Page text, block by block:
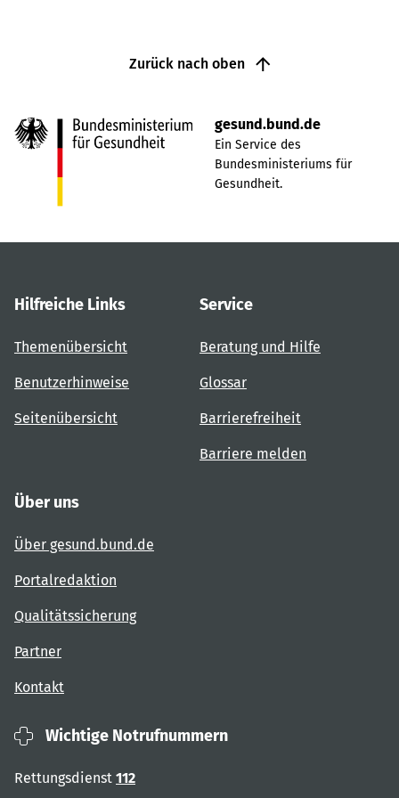
Zurück nach oben
gesund.bund.de
Ein Service des
Bundesministeriums für
Gesundheit.
Hilfreiche Links
Themenübersicht
Benutzerhinweise
Seitenübersicht
Service
Beratung und Hilfe
Glossar
Barrierefreiheit
Barriere melden
Über uns
Über gesund.bund.de
Portalredaktion
Qualitätssicherung
Partner
Kontakt
Wichtige Notrufnummern
Rettungsdienst 112